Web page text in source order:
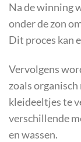
Na de winning
onder de zon
Dit proces kan
Vervolgens
zoals
kleideeltjes te
verschillende
en wassen.